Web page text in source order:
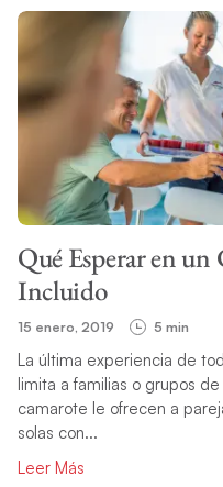
Qué Esperar en
Incluido
15 enero, 2019 5 min
La última experiencia de
limita a familias o grupos
camarote le ofrecen a
solas con...
Leer Más